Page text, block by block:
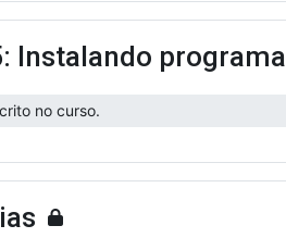
Instalando
no curso.